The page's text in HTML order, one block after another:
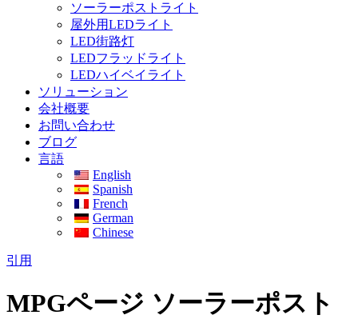
ソーラーポストライト
屋外用LEDライト
LED街路灯
LEDフラッドライト
LEDハイベイライト
ソリューション
会社概要
お問い合わせ
ブログ
言語
English
Spanish
French
German
Chinese
引用
MPGページ ソーラーポスト